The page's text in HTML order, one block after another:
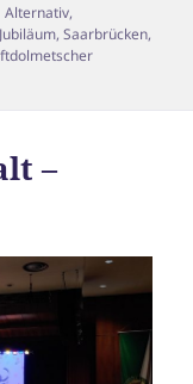
Schlagwörter
Alternativ,
Jubiläum,Saarbrücken,
–